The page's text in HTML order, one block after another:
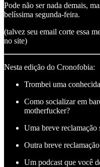
Pode não ser nada demais,
belíssima segunda-feira.
(talvez seu email corte essa
no site)
Nesta edição do Cronofobia:
Trombei uma
Como socializar em
motherfucker?
Uma breve reclamação
Outra breve
Um podcast que você